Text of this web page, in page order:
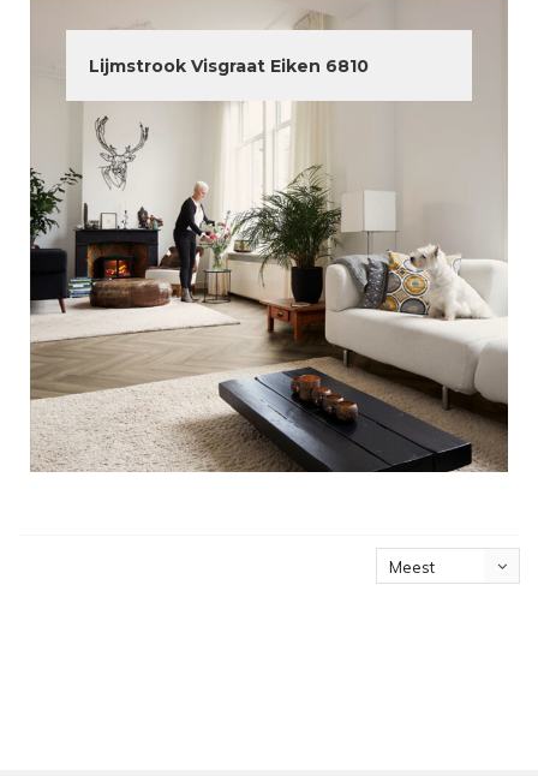
Lijmstrook Visgraat Eiken 6810
Meest